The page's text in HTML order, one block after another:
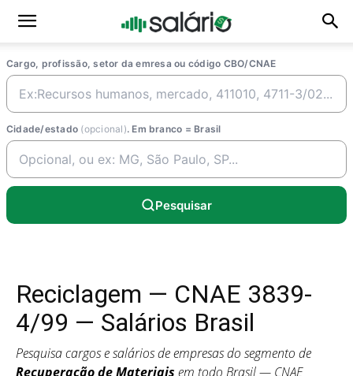
Cargo, profissão, setor da emresa ou código CBO/CNAE
Cidade/estado (opcional). Em branco = Brasil
Pesquisar
Reciclagem — CNAE 3839-
4/99 — Salários Brasil
Pesquisa cargos e salários de empresas do segmento de
Recuperação de Materiais em todo Brasil — CNAE